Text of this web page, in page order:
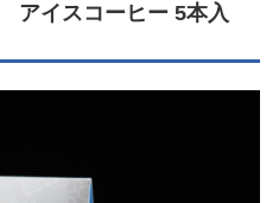
アイスコーヒー 5本入